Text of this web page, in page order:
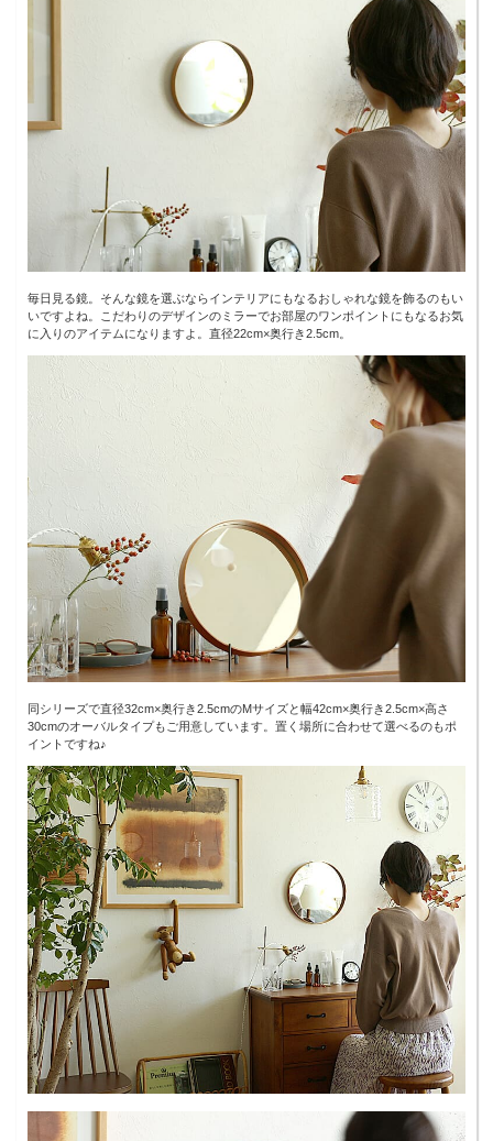
毎日見る鏡。そんな鏡を選ぶならインテリアにもなるおしゃれな鏡を飾るのもい
いですよね。こだわりのデザインのミラーでお部屋のワンポイントにもなるお気
に入りのアイテムになりますよ。直径22cm×奥行き2.5cm。
同シリーズで直径32cm×奥行き2.5cmのMサイズと幅42cm×奥行き2.5cm×高さ
30cmのオーバルタイプもご用意しています。置く場所に合わせて選べるのもポ
イントですね♪